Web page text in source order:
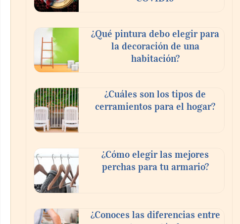
¿Qué pintura debo elegir para
la decoración de una
habitación?
¿Cuáles son los tipos de
cerramientos para el hogar?
¿Cómo elegir las mejores
perchas para tu armario?
¿Conoces las diferencias entre